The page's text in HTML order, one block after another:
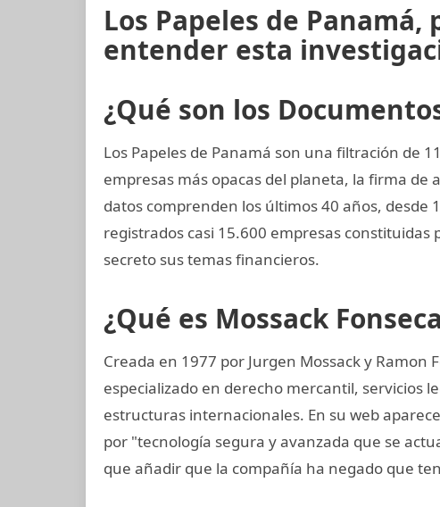
Los Papeles de
entender esta
¿Qué son los
Los Papeles de Panamá son una filtración de
empresas más opacas del planeta, la firma de
datos comprenden los últimos 40 años, desde
registrados casi 15.600 empresas
secreto sus temas financieros.
¿Qué es Mossack
Creada en 1977 por Jurgen Mossack y
especializado en derecho mercantil, servicios
estructuras internacionales. En su web
por "tecnología segura y avanzada que se
que añadir que la compañía ha negado que